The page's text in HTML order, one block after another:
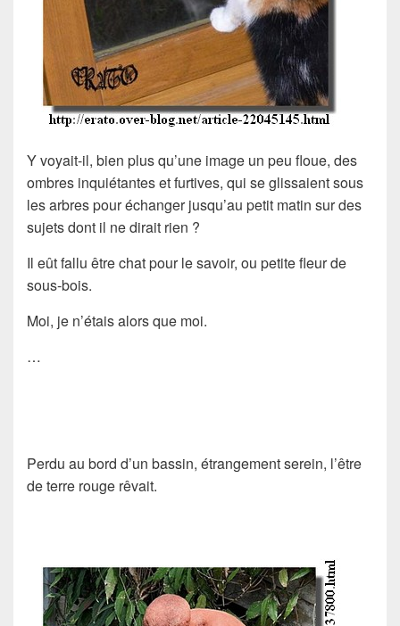
Y voyait-il, bien plus qu’une image un peu floue, des
ombres inquiétantes et furtives, qui se glissaient sous
les arbres pour échanger jusqu’au petit matin sur des
sujets dont il ne dirait rien ?
Il eût fallu être chat pour le savoir, ou petite fleur de
sous-bois.
Moi, je n’étais alors que moi.
…
Perdu au bord d’un bassin, étrangement serein, l’être
de terre rouge rêvait.